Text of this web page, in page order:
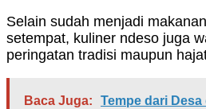
Selain sudah menjadi
setempat, kuliner ndeso juga
peringatan tradisi maupun
Baca Juga:
Tempe dari